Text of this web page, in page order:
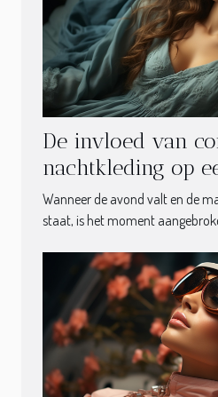
De invloed van
nachtkleding op
nachtrust
Wanneer de avond valt en de
staat, is het moment